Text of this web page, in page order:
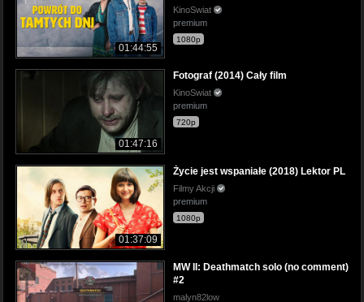
01:44:55
KinoSwiat
premium
1080p
01:47:16
Fotograf (2014) Cały film
KinoSwiat
premium
720p
01:37:09
Życie jest wspaniałe (2018) Lektor PL
Filmy Akcji
premium
1080p
MW II: Deathmatch solo (no comment)
#2
malyn82low